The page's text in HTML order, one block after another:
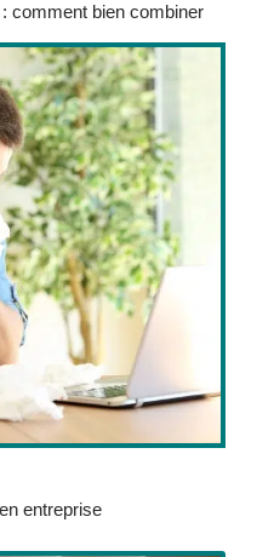
comment bien combiner
entreprise